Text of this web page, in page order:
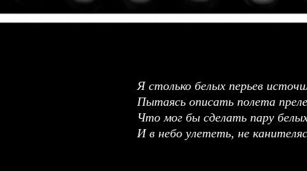
Я столько белых перьев
Пытаясь описать полета
Что мог бы сделать пару
И в небо улететь, не